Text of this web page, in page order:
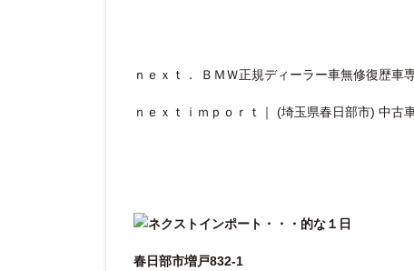
ｎｅｘｔ． ＢＭＷ正規ディーラー車無修復歴車
ｎｅｘｔｉｍｐｏｒｔ｜ (埼玉県春日部市) 中古
春日部市増戸832-1